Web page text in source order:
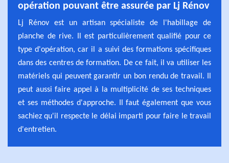
opération pouvant être assurée par Lj Rénov
Lj Rénov est un artisan spécialiste de l'habillage de
planche de rive. Il est particulièrement qualifié pour ce
type d'opération, car il a suivi des formations spécifiques
dans des centres de formation. De ce fait, il va utiliser les
matériels qui peuvent garantir un bon rendu de travail. Il
peut aussi faire appel à la multiplicité de ses techniques
et ses méthodes d'approche. Il faut également que vous
sachiez qu'il respecte le délai imparti pour faire le travail
d'entretien.